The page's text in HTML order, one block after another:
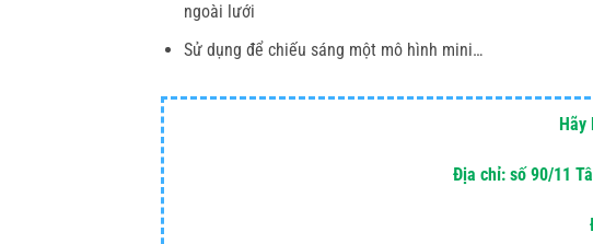
ngoài lưới
Sử dụng để chiếu sáng một mô hình mini…
Hãy
Địa chỉ: số 90/11